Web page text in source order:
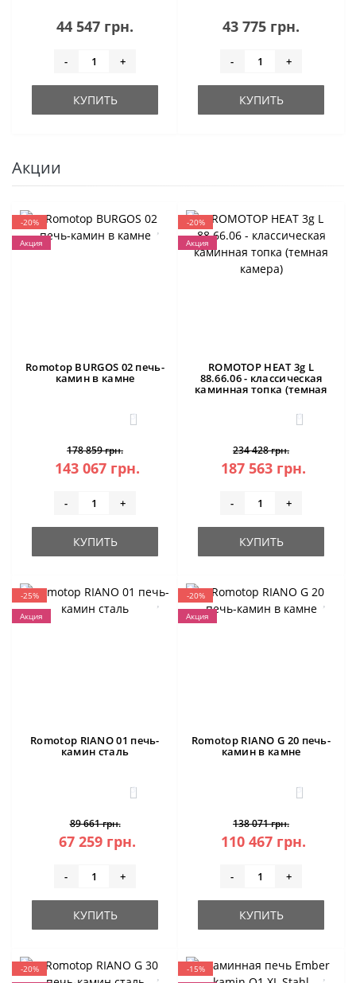
44 547 грн.
- +
КУПИТЬ
43 775 грн.
- +
КУПИТЬ
Акции
-20%
Акция
Romotop BURGOS 02 печь-
камин в камне
3
178 859 грн.
143 067 грн.
- +
КУПИТЬ
-20%
Акция
ROMOTOP HEAT 3g L
88.66.06 - классическая
каминная топка (темная
0
234 428 грн.
187 563 грн.
- +
КУПИТЬ
-25%
Акция
Romotop RIANO 01 печь-
камин сталь
3
89 661 грн.
67 259 грн.
- +
КУПИТЬ
-20%
Акция
Romotop RIANO G 20 печь-
камин в камне
3
138 071 грн.
110 467 грн.
- +
КУПИТЬ
-20%
-15%